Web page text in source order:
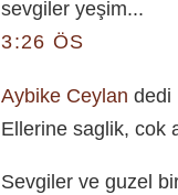
sevgiler yeşim...
3:26 ÖS
Aybike Ceylan dedi
Ellerine saglik, cok
Sevgiler ve guzel